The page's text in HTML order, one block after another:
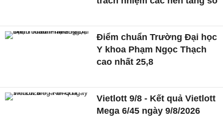
Điểm chuẩn Trường Đại học
Y khoa Phạm Ngọc Thạch
cao nhất 25,8
Vietlott 9/8 - Kết quả Vietlott
Mega 6/45 ngày 9/8/2026